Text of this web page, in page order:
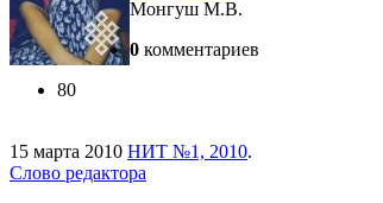
Монгуш М.В.
0 комментариев
80
15 марта 2010 НИТ №1, 2010.
Слово редактора